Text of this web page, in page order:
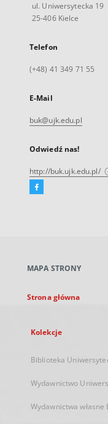
ul. Uniwersytecka 19
25-406 Kielce
Telefon
(+48) 41 349 71 55
E-Mail
buk@ujk.edu.pl
Odwiedź nas!
http://buk.ujk.edu.pl/
Facebook
karcie
MAPA STRONY
Strona główna
Kolekcje
Biblioteka
Wydawnictwo
Wydawnictwa